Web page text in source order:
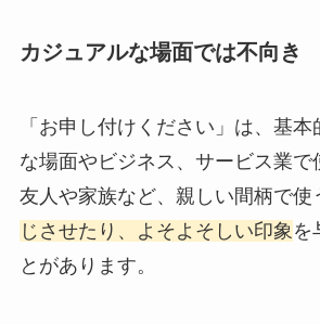
カジュアルな場面では不向き
「お申し付けください」は、基
な場面やビジネス、サービス業で
友人や家族など、親しい間柄で使
じさせたり、よそよそしい印象を
とがあります。